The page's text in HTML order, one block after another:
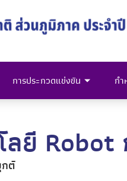
การประกวดแข่งขัน กำ
ลยี Robot
ต์